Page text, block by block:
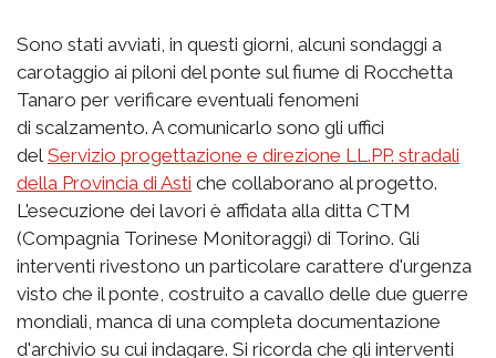
Sono stati avviati, in questi giorni, alcuni sondaggi a
carotaggio ai piloni del ponte sul fiume di Rocchetta
Tanaro per verificare eventuali fenomeni
di scalzamento. A comunicarlo sono gli uffici
del Servizio progettazione e direzione LL.PP. stradali
della Provincia di Asti che collaborano al progetto.
L'esecuzione dei lavori è affidata alla ditta CTM
(Compagnia Torinese Monitoraggi) di Torino. Gli
interventi rivestono un particolare carattere d'urgenza
visto che il ponte, costruito a cavallo delle due guerre
mondiali, manca di una completa documentazione
d'archivio su cui indagare. Si ricorda che gli interventi